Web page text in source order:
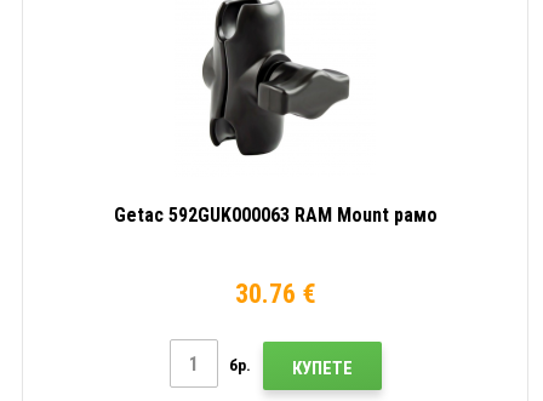
Getac 592GUK000063 RAM Mount рамо
30.76 €
бр. КУПЕТЕ